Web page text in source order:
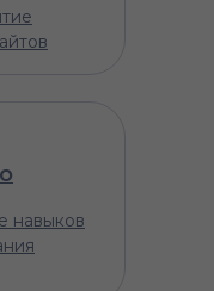
навыков